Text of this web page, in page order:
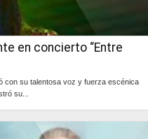
en concierto “Entre
con su talentosa voz y fuerza escénica
su...